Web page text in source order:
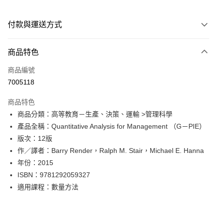
付款與運送方式
信用卡一次付款
超商取貨付款
Google Pay
ATM付款
運送方式
每筆NT$60
商品特色
商品編號
7005118
商品特色
商品分類：高等教育－生產、決策、運輸 >管理科學
產品全稱：Quantitative Analysis for Management （G－PIE）
版次：12版
作／譯者：Barry Render，Ralph M. Stair，Michael E. Hanna
年份：2015
ISBN：9781292059327
適用課程：數量方法